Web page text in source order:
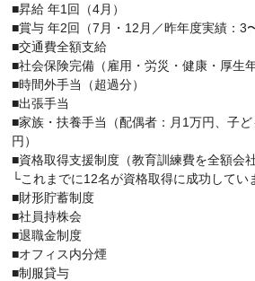
■昇給 年1回（4月）
■賞与 年2回（7月・12月／昨年度実績：3
■交通費全額支給
■社会保険完備（雇用・労災・健康・厚生年
■時間外手当（超過分）
■出張手当
■家族・扶養手当（配偶者：月1万円、子
円）
■資格取得支援制度（教育訓練費を全額会社
└これまでに12名が資格取得に成功してい
■財形貯蓄制度
■社員持株会
■退職金制度
■オフィス内分煙
■制服貸与